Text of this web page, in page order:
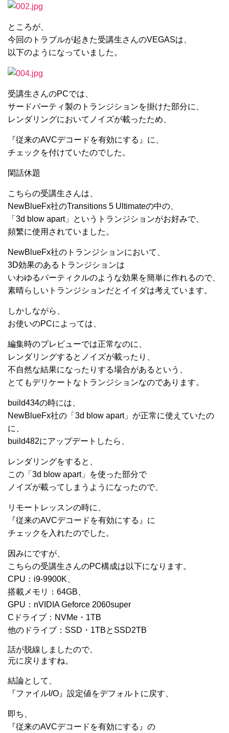
ところが、
今回のトラブルが起きた受講生さんのVEGASは、
以下のようになっていました。
受講生さんのPCでは、
サードパーティ製のトランジションを掛けた部分に、
レンダリングにおいてノイズが載ったため、
『従来のAVCデコードを有効にする』に、
チェックを付けていたのでした。
閑話休題
こちらの受講生さんは、
NewBlueFx社のTransitions 5 Ultimateの中の、
「3d blow apart」というトランジションがお好みで、
頻繁に使用されていました。
NewBlueFx社のトランジションにおいて、
3D効果のあるトランジションは
いわゆるパーティクルのような効果を簡単に作れるので、
素晴らしいトランジションだとイイダは考えています。
しかしながら、
お使いのPCによっては、
編集時のプレビューでは正常なのに、
レンダリングするとノイズが載ったり、
不自然な結果になったりする場合があるという、
とてもデリケートなトランジションなのであります。
build434の時には、
NewBlueFx社の「3d blow apart」が正常に使えていたの
に、
build482にアップデートしたら、
レンダリングをすると、
この「3d blow apart」を使った部分で
ノイズが載ってしまうようになったので、
リモートレッスンの時に、
『従来のAVCデコードを有効にする』に
チェックを入れたのでした。
因みにですが、
こちらの受講生さんのPC構成は以下になります。
CPU：i9-9900K、
搭載メモリ：64GB、
GPU：nVIDIA Geforce 2060super
Cドライブ：NVMe・1TB
他のドライブ：SSD・1TBとSSD2TB
話が脱線しましたので、
元に戻りますね。
結論として、
『ファイルI/O』設定値をデフォルトに戻す、
即ち、
『従来のAVCデコードを有効にする』の